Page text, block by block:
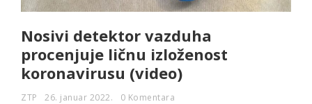
Nosivi detektor vazduha
procenjuje ličnu izloženost
koronavirusu (video)
ZTP 26. januar 2022. 0 Komentara